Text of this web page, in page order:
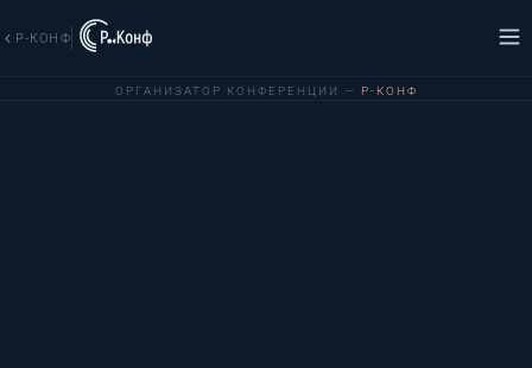
Р-КОНФ
ОРГАНИЗАТОР КОНФЕРЕНЦИИ — Р-КОНФ